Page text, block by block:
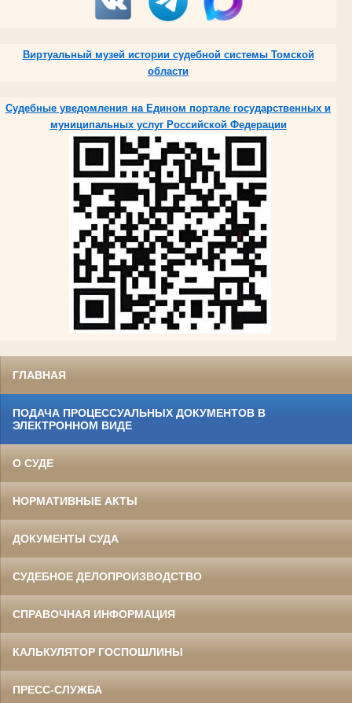
Виртуальный музей истории судебной системы Томской
области
Судебные уведомления на Едином портале государственных и
муниципальных услуг Российской Федерации
ГЛАВНАЯ
ПОДАЧА ПРОЦЕССУАЛЬНЫХ ДОКУМЕНТОВ В
ЭЛЕКТРОННОМ ВИДЕ
О СУДЕ
НОРМАТИВНЫЕ АКТЫ
ДОКУМЕНТЫ СУДА
СУДЕБНОЕ ДЕЛОПРОИЗВОДСТВО
СПРАВОЧНАЯ ИНФОРМАЦИЯ
КАЛЬКУЛЯТОР ГОСПОШЛИНЫ
ПРЕСС-СЛУЖБА